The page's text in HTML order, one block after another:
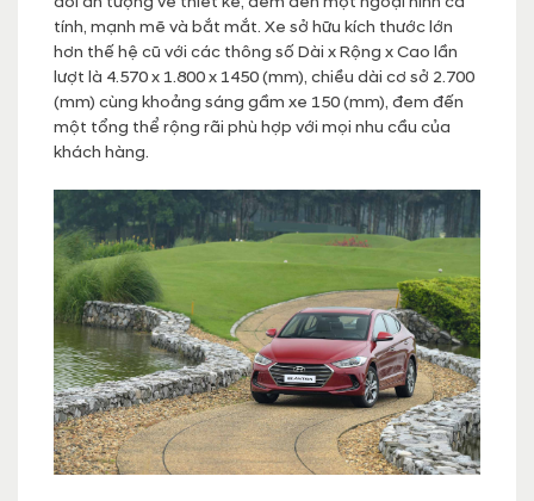
tính, mạnh mẽ và bắt mắt. Xe sở hữu kích thước lớn
hơn thế hệ cũ với các thông số Dài x Rộng x Cao lần
lượt là 4.570 x 1.800 x 1450 (mm), chiều dài cơ sở 2.700
(mm) cùng khoảng sáng gầm xe 150 (mm), đem đến
một tổng thể rộng rãi phù hợp với mọi nhu cầu của
khách hàng.